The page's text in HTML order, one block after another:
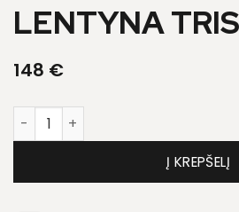
LENTYNA
148 €
produkto kiekis: Lentyna Tris 04
Į KREPŠELĮ